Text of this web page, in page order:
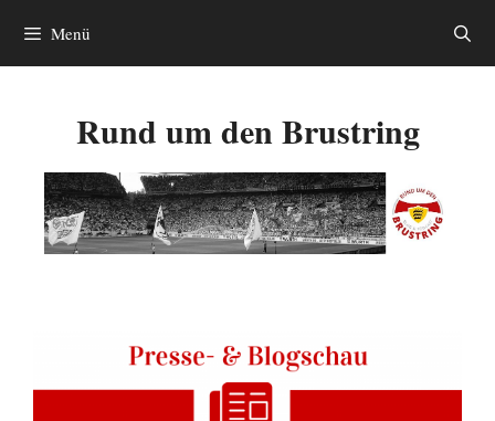
Inhalt
springen
Menü
Rund um den Brustring